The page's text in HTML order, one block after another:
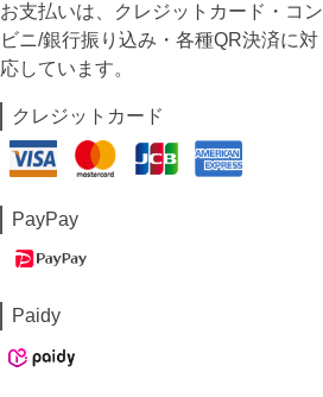
お支払いは、クレジットカード・コン
ビニ/銀行振り込み・各種QR決済に対
応しています。
クレジットカード
PayPay
Paidy